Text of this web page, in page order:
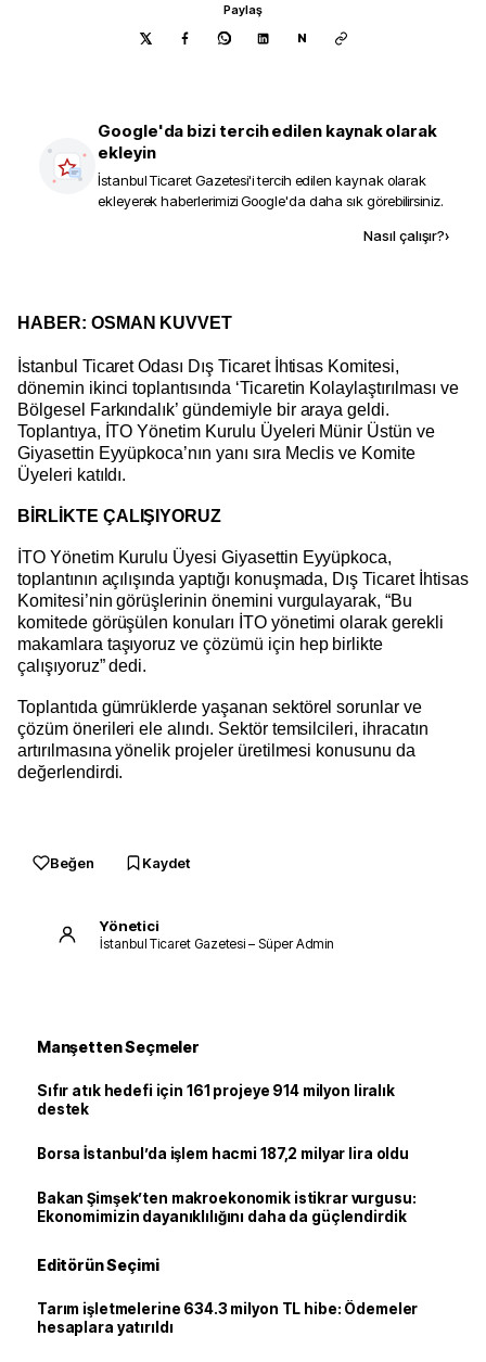
Paylaş
N
Google'da bizi tercih edilen kaynak olarak
ekleyin
İstanbul Ticaret Gazetesi'i tercih edilen kaynak olarak
ekleyerek haberlerimizi Google'da daha sık görebilirsiniz.
Nasıl çalışır?›
HABER: OSMAN KUVVET
İstanbul Ticaret Odası Dış Ticaret İhtisas Komitesi,
dönemin ikinci toplantısında ‘Ticaretin Kolaylaştırılması ve
Bölgesel Farkındalık’ gündemiyle bir araya geldi.
Toplantıya, İTO Yönetim Kurulu Üyeleri Münir Üstün ve
Giyasettin Eyyüpkoca’nın yanı sıra Meclis ve Komite
Üyeleri katıldı.
BİRLİKTE ÇALIŞIYORUZ
İTO Yönetim Kurulu Üyesi Giyasettin Eyyüpkoca,
toplantının açılışında yaptığı konuşmada, Dış Ticaret İhtisas
Komitesi’nin görüşlerinin önemini vurgulayarak, “Bu
komitede görüşülen konuları İTO yönetimi olarak gerekli
makamlara taşıyoruz ve çözümü için hep birlikte
çalışıyoruz” dedi.
Toplantıda gümrüklerde yaşanan sektörel sorunlar ve
çözüm önerileri ele alındı. Sektör temsilcileri, ihracatın
artırılmasına yönelik projeler üretilmesi konusunu da
değerlendirdi.
Beğen Kaydet
Yönetici
İstanbul Ticaret Gazetesi – Süper Admin
Manşetten Seçmeler
Sıfır atık hedefi için 161 projeye 914 milyon liralık
destek
Borsa İstanbul’da işlem hacmi 187,2 milyar lira oldu
Bakan Şimşek’ten makroekonomik istikrar vurgusu:
Ekonomimizin dayanıklılığını daha da güçlendirdik
Editörün Seçimi
Tarım işletmelerine 634.3 milyon TL hibe: Ödemeler
hesaplara yatırıldı